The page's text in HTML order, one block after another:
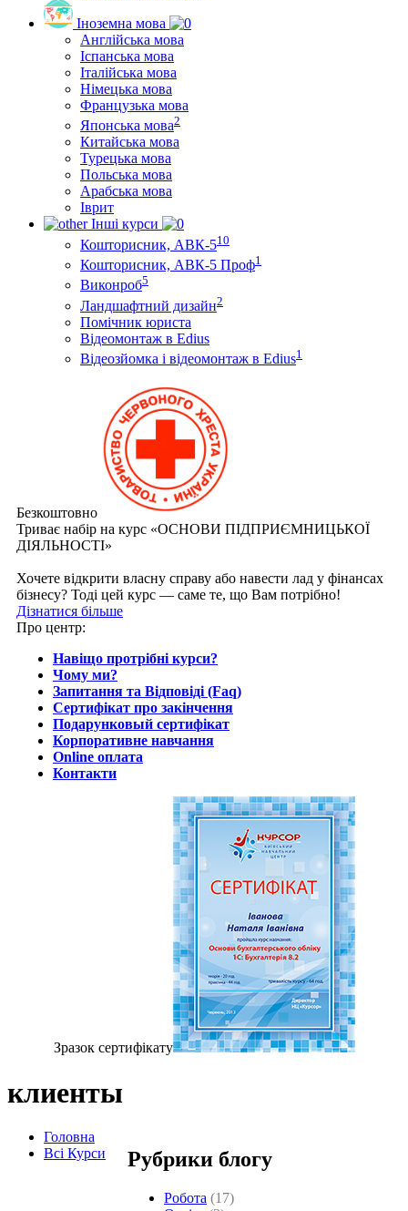
Іноземна мова
Англійська мова
Іспанська мова
Італійська мова
Німецька мова
Французька мова
Японська мова2
Китайська мова
Турецька мова
Польська мова
Арабська мова
Іврит
Інші курси
Кошторисник, АВК-510
Кошторисник, АВК-5 Проф1
Виконроб5
Ландшафтний дизайн2
Помічник юриста
Відеомонтаж в Edius
Відеозйомка і відеомонтаж в Edius1
Безкоштовно
Триває набір на курс «ОСНОВИ ПІДПРИЄМНИЦЬКОЇ
ДІЯЛЬНОСТІ»
Хочете відкрити власну справу або навести лад у фінансах
бізнесу? Тоді цей курс — саме те, що Вам потрібно!
Дізнатися більше
Про центр:
Навіщо протрібні курси?
Чому ми?
Запитання та Відповіді (Faq)
Сертифікат про закінчення
Подарунковый сертифікат
Корпоративне навчання
Online оплата
Контакти
Зразок сертифiкату
клиенты
Рубрики блогу
Робота (17)
Головна
Всі Курси